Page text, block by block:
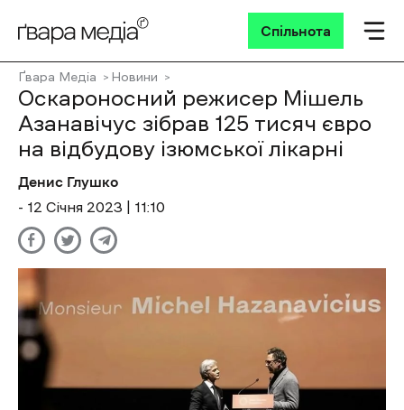
Спільнота
Ґвара Медіа Новини
Оскароносний режисер Мішель
Азанавічус зібрав 125 тисяч євро
на відбудову ізюмської лікарні
Денис Глушко
- 12 Січня 2023 | 11:10